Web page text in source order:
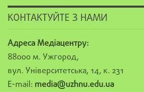
КОНТАКТУЙТЕ З НАМИ
Адреса Медіацентру:
88000 м. Ужгород,
вул. Університетська, 14, к. 231
E-mail: media@uzhnu.edu.ua